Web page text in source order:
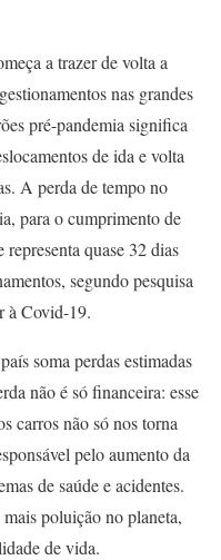
a trazer de volta a
nas grandes
pré-pandemia significa
de ida e volta
A perda de tempo no
para o cumprimento de
quase 32 dias
segundo pesquisa
à Covid-19.
soma perdas estimadas
não é só financeira: esse
carros não só nos torna
pelo aumento da
de saúde e acidentes.
poluição no planeta,
de vida.